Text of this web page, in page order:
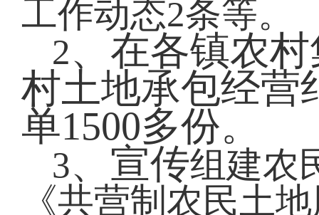
工作动态2条等。
2、在各镇农
村土地承包经营
单1500多份。
3、宣传组建农
《共营制农民土